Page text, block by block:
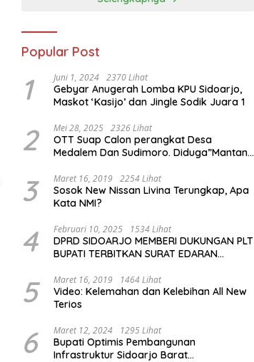
Popular Post
1 Juni 1, 2024 2370 Lihat
Gebyar Anugerah Lomba KPU Sidoarjo,
Maskot ‘Kasijo’ dan Jingle Sodik Juara 1
2 Mei 28, 2025 2326 Lihat
OTT Suap Calon perangkat Desa
Medalem Dan Sudimoro. Diduga”Mantan
3 Maret 16, 2019 2254 Lihat
Sosok New Nissan Livina Terungkap, Apa
Kata NMI?
4 Februari 10, 2025 1534 Lihat
DPRD SIDOARJO MEMBERI DUKUNGAN PLT
BUPATI TERBITKAN SURAT EDARAN
(ODL) TK, PAUD, SD, SMP/MTS KELUAR
KOTA
5 Maret 16, 2019 1464 Lihat
Video: Kelemahan dan Kelebihan All New
Terios
6 Maret 12, 2024 1295 Lihat
Bupati Optimis Pembangunan
Infrastruktur Sidoarjo Barat